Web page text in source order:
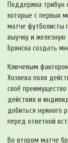
Поддержка трибун
которые с первых
матче футболисты
выучку и железную
Брянска создать
Ключевым
Хозяева поля
своё
действия и
добиться нужного
перед ответной
Во втором матче